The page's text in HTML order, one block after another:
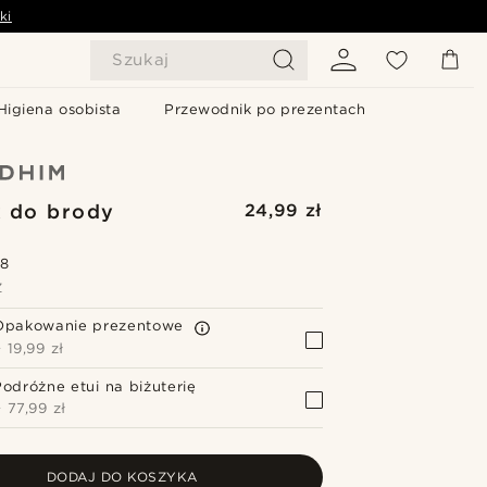
Szukaj
osobista Przewodnik po prezentach
do brody
24,99 zł
prezentowe
19,99 zł
etui na biżuterię
77,99 zł
DODAJ DO KOSZYKA